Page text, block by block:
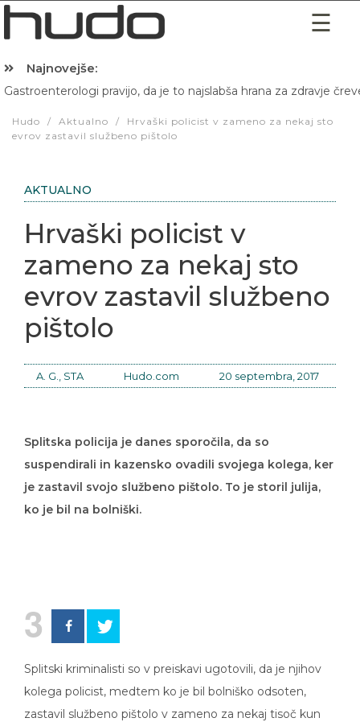
Najnovejše:
Gastroenterologi pravijo, da je to najslabša hrana za zdravje
Hudo / Aktualno /
Hrvaški policist v zameno za nekaj sto
evrov zastavil službeno pištolo
AKTUALNO
Hrvaški policist v
zameno za nekaj sto
evrov zastavil službeno
pištolo
A. G., STA Hudo.com 20 septembra, 2017
Splitska policija je danes sporočila, da so
suspendirali in kazensko ovadili svojega kolega, ker
je zastavil svojo službeno pištolo. To je storil julija,
ko je bil na bolniški.
3
Splitski kriminalisti so v preiskavi ugotovili, da je njihov
kolega policist, medtem ko je bil bolniško odsoten,
zastavil službeno pištolo v zameno za nekaj tisoč kun